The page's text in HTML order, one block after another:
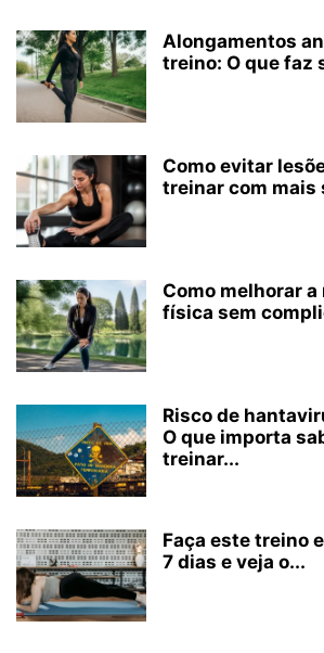
Alongamentos
treino: O que faz
Como evitar
treinar com mais
Como melhorar
física sem
Risco de
O que importa
treinar...
Faça este treino
7 dias e veja o...